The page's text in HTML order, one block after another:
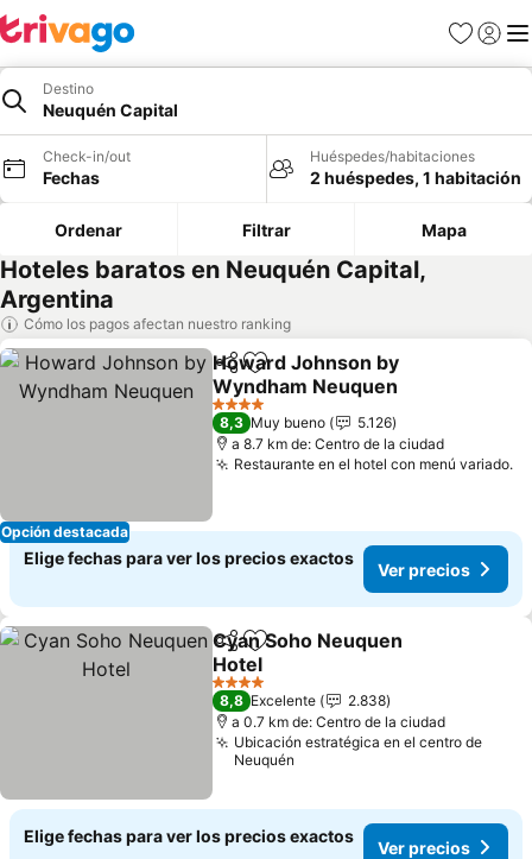
Favoritos
Iniciar
Destino
Neuquén Capital
Check-in/out
Fechas
Huéspedes/habitaciones
2 huéspedes, 1 habitación
Ordenar Filtrar Mapa
Hoteles baratos en Neuquén Capital,
Argentina
Cómo los pagos afectan nuestro ranking
Opción destacada
CompartirAgregar a favoritos
Howard Johnson by
Wyndham Neuquen
Ver precios
4 Estrellas
8,3 Muy bueno
5.126
a 8.7 km de: Centro de la ciudad
Restaurante en el hotel con menú variado.
Elige fechas para ver los precios exactos
Ver precios
CompartirAgregar a favoritos
Cyan Soho Neuquen
Hotel
Ver precios
4 Estrellas
8,8 Excelente
2.838
a 0.7 km de: Centro de la ciudad
Ubicación estratégica en el centro de
Neuquén
Elige fechas para ver los precios exactos
Ver precios